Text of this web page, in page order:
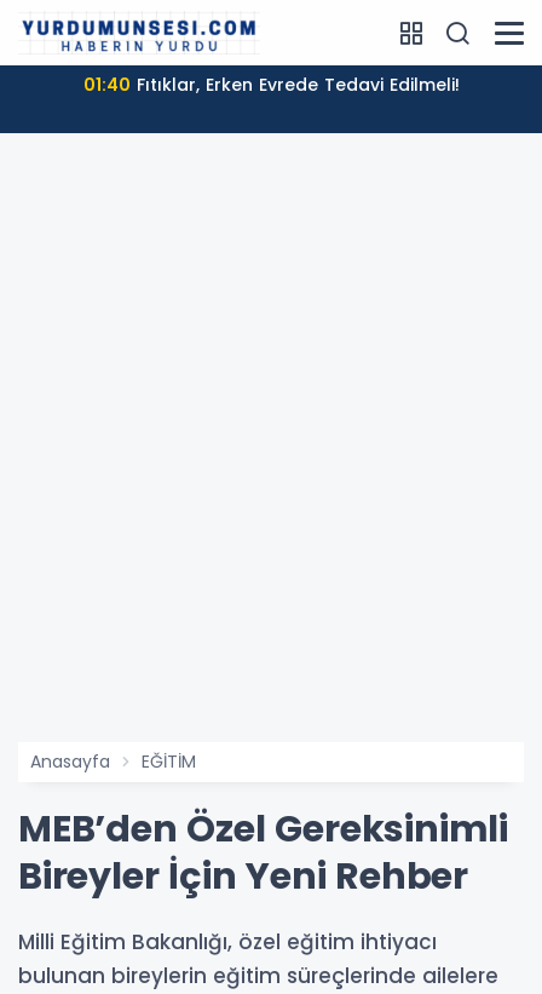
01:40 Fıtıklar, Erken Evrede Tedavi Edilmeli!
Anasayfa EĞİTİM
MEB’den Özel Gereksinimli
Bireyler İçin Yeni Rehber
Milli Eğitim Bakanlığı, özel eğitim ihtiyacı
bulunan bireylerin eğitim süreçlerinde ailelere